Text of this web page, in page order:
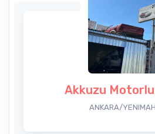
Akkuzu
ANKARA/